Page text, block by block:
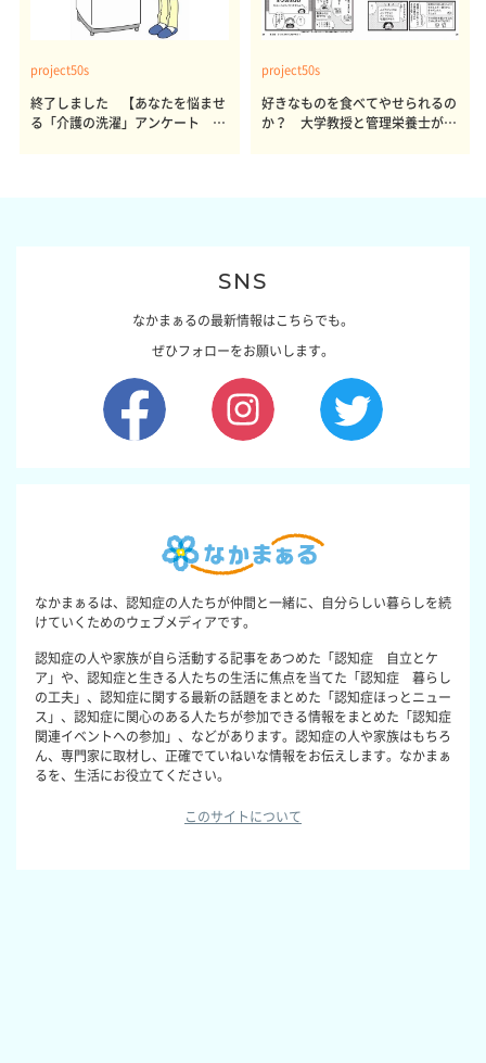
project50s
終了しました 【あなたを悩ませ
る「介護の洗濯」アンケート 体
project50s
好きなものを食べてやせられるの
か？ 大学教授と管理栄養士が出
SNS
なかまぁるの最新情報はこちらでも。
ぜひフォローをお願いします。
なかまぁるは、認知症の人たちが仲間と一緒に、自分らしい暮らしを続
けていくためのウェブメディアです。
認知症の人や家族が自ら活動する記事をあつめた「認知症 自立とケ
ア」や、認知症と生きる人たちの生活に焦点を当てた「認知症 暮らし
の工夫」、認知症に関する最新の話題をまとめた「認知症ほっとニュー
ス」、認知症に関心のある人たちが参加できる情報をまとめた「認知症
関連イベントへの参加」、などがあります。認知症の人や家族はもちろ
ん、専門家に取材し、正確でていねいな情報をお伝えします。なかまぁ
るを、生活にお役立てください。
このサイトについて